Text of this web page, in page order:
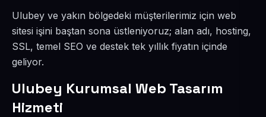
Ulubey ve yakın bölgedeki müşterilerimiz için web
sitesi işini baştan sona üstleniyoruz; alan adı, hosting,
SSL, temel SEO ve destek tek yıllık fiyatın içinde
geliyor.
Ulubey Kurumsal Web Tasarım
Hizmeti